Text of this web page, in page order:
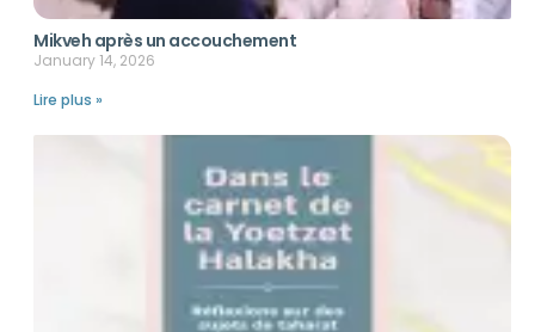
Mikveh après un accouchement
January 14, 2026
Lire plus »